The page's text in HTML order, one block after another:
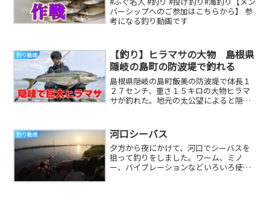
バーシップへのご参加はこちらから】 参
考になる釣り動画です
釣り動画
【釣り】ヒラマサの大物 島根県
隠岐の島町の防波堤で釣れる
島根県隠岐の島町飯美の防波堤で体長１
２７センチ、重さ１５キロの大物ヒラマ
サが釣れた。地元の太公望によると隠岐
釣り動画 河口シーバス
夕方から夜にかけて、河口でシーバスを
狙って釣りをしました。ワーム、ミノ
ー、バイブレーションなどいろいろ使っ